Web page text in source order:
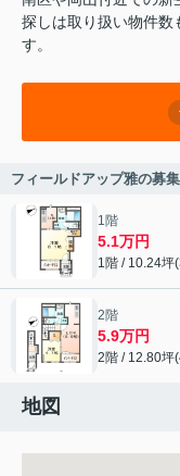
探しは取り扱い物件数
す。
フィールドアップ雅の募
1階
5.1万円
1階 / 10.24坪
2階
5.9万円
2階 / 12.80坪
地図